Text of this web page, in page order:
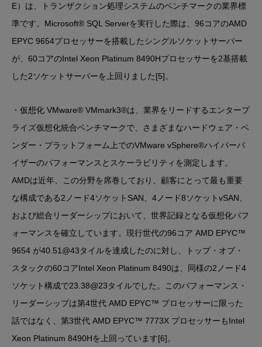
E）は、トランザクション処理システムのベンチマークの業界標
準です。Microsoft® SQL Serverを実行した際は、96コアのAMD
EPYC 9654プロセッサーを搭載したシングルソケットサーバー
が、60コアのIntel Xeon Platinum 8490Hプロセッサーを2基搭載
した2ソケットサーバーを上回りました[5]。
・仮想化 VMware® VMmark3®は、業界をリードするエンタープ
ライズ仮想化統合ベンチマークで、さまざまなハードウェア・ベ
ンダー・プラットフォーム上でのVMware vSphere®ハイパーバ
イザーのパフォーマンスとスケーラビリティを測定します。
AMDは近年、この分野を席巻しており、顧客にとって最も重要
な構成である2ノード4ソケットSAN、4ノード8ソケットvSAN、
および総合リーダーシップにおいて、世界記録となる仮想化パフ
ォーマンスを確立しています。現行世代の96コア AMD EPYC™
9654 が40.51@43タイルを達成したのに対し、トップ・オブ・
スタックの60コアIntel Xeon Platinum 8490は、同様の2ノード4
ソケット構成で23.38@23タイルでした。このパフォーマンス・
リーダーシップは第4世代 AMD EPYC™ プロセッサーに限った
話ではなく、第3世代 AMD EPYC™ 7773X プロセッサーもIntel
Xeon Platinum 8490Hを上回っています[6]。